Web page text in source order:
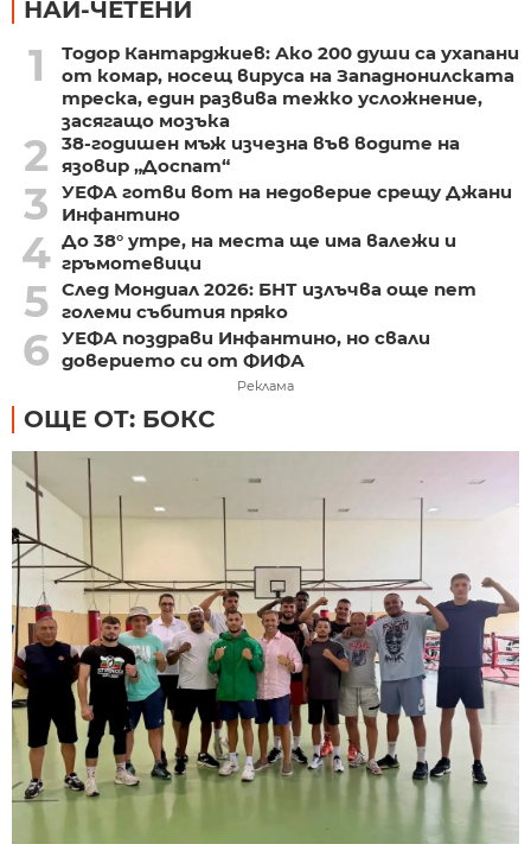
НАЙ-ЧЕТЕНИ
1
Тодор Кантарджиев: Ако 200 души са ухапани
от комар, носещ вируса на Западнонилската
треска, един развива тежко усложнение,
засягащо мозъка
2
38-годишен мъж изчезна във водите на
язовир „Доспат“
3
УЕФА готви вот на недоверие срещу Джани
Инфантино
4 До 38° утре, на места ще има валежи и
гръмотевици
5 След Мондиал 2026: БНТ излъчва още пет
големи събития пряко
6 УЕФА поздрави Инфантино, но свали
доверието си от ФИФА
Реклама
ОЩЕ ОТ: БОКС